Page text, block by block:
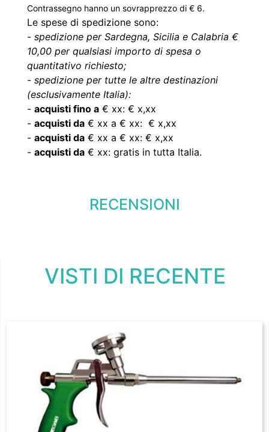
Contrassegno hanno un sovrapprezzo di € 6.
Le spese di spedizione sono:
- spedizione per Sardegna, Sicilia e Calabria €
10,00 per qualsiasi importo di spesa o
quantitativo richiesto;
- spedizione per tutte le altre destinazioni
(esclusivamente Italia):
- acquisti fino a € xx: € x,xx
- acquisti da € xx a € xx: € x,xx
- acquisti da € xx a € xx: € x,xx
- acquisti da € xx: gratis in tutta Italia.
RECENSIONI
VISTI DI RECENTE